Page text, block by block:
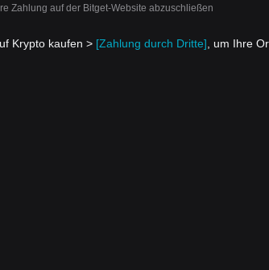
Zahlung auf der Bitget-Website abzuschließen
Krypto kaufen > [Zahlung durch Dritte] , um Ihre